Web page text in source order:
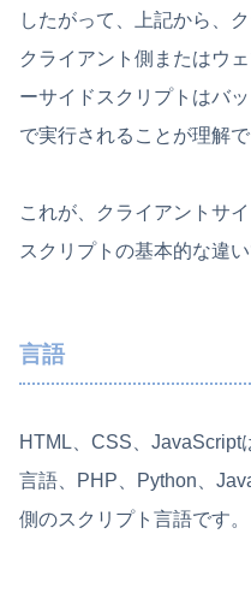
したがって、上記から、
クライアント側またはウ
ーサイドスクリプトはバ
で実行されることが理解で
これが、クライアントサ
スクリプトの基本的な違い
言語
HTML、CSS、JavaScript
言語、PHP、Python、
側のスクリプト言語です。